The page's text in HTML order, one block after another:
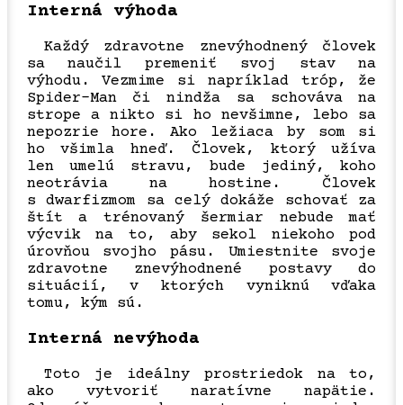
Interná výhoda
Každý zdravotne znevýhodnený človek
sa naučil premeniť svoj stav na
výhodu. Vezmime si napríklad tróp, že
Spider-Man či nindža sa schováva na
strope a nikto si ho nevšimne, lebo sa
nepozrie hore. Ako ležiaca by som si
ho všimla hneď. Človek, ktorý užíva
len umelú stravu, bude jediný, koho
neotrávia na hostine. Človek
s dwarfizmom sa celý dokáže schovať za
štít a trénovaný šermiar nebude mať
výcvik na to, aby sekol niekoho pod
úrovňou svojho pásu. Umiestnite svoje
zdravotne znevýhodnené postavy do
situácií, v ktorých vyniknú vďaka
tomu, kým sú.
Interná nevýhoda
Toto je ideálny prostriedok na to,
ako vytvoriť naratívne napätie.